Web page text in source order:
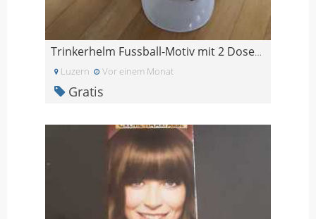
Trinkerhelm Fussball-Motiv mit 2 Dosenhalter
Luzern Vor einem Monat
Gratis